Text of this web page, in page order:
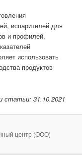
испарителей для
и профилей,
использовать
продуктов
статьи: 31.10.2021
центр (ООО)